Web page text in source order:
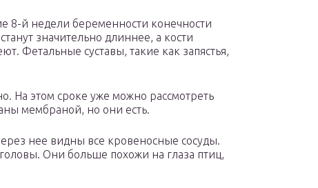
8-й недели беременности конечности
значительно длиннее, а кости
Фетальные суставы, такие как запястья,
На этом сроке уже можно рассмотреть
мембраной, но они есть.
нее видны все кровеносные сосуды.
Они больше похожи на глаза птиц,